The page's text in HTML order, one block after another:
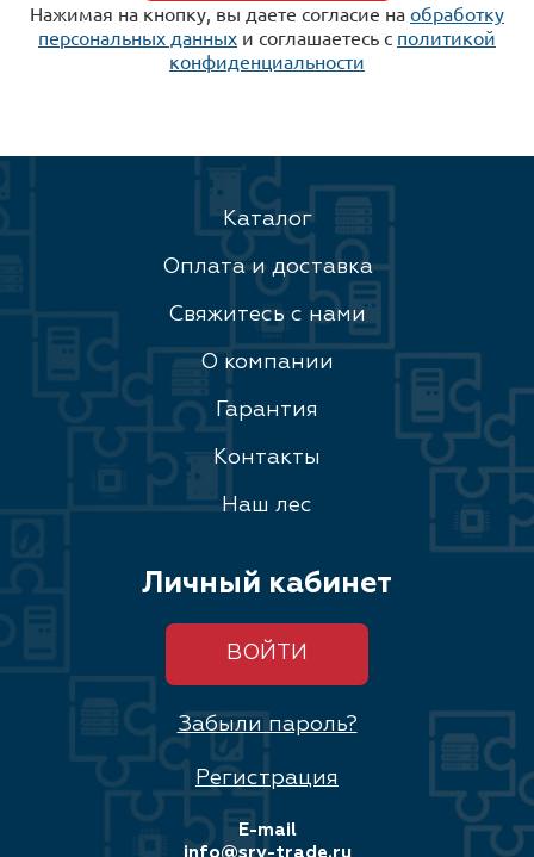
Нажимая на кнопку, вы даете согласие на обработку
персональных данных и соглашаетесь c политикой
конфиденциальности
Каталог
Оплата и доставка
Свяжитесь с нами
О компании
Гарантия
Контакты
Наш лес
Личный кабинет
ВОЙТИ
Забыли пароль?
Регистрация
E-mail
info@srv-trade.ru